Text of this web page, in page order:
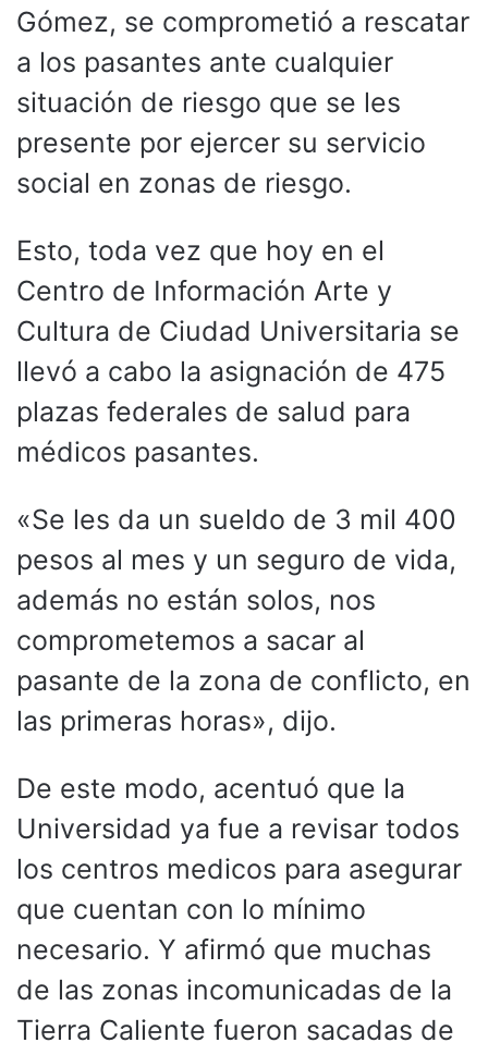
Gómez, se comprometió a rescatar
a los pasantes ante cualquier
situación de riesgo que se les
presente por ejercer su servicio
social en zonas de riesgo.
Esto, toda vez que hoy en el
Centro de Información Arte y
Cultura de Ciudad Universitaria se
llevó a cabo la asignación de 475
plazas federales de salud para
médicos pasantes.
«Se les da un sueldo de 3 mil 400
pesos al mes y un seguro de vida,
además no están solos, nos
comprometemos a sacar al
pasante de la zona de conflicto, en
las primeras horas», dijo.
De este modo, acentuó que la
Universidad ya fue a revisar todos
los centros medicos para asegurar
que cuentan con lo mínimo
necesario. Y afirmó que muchas
de las zonas incomunicadas de la
Tierra Caliente fueron sacadas de